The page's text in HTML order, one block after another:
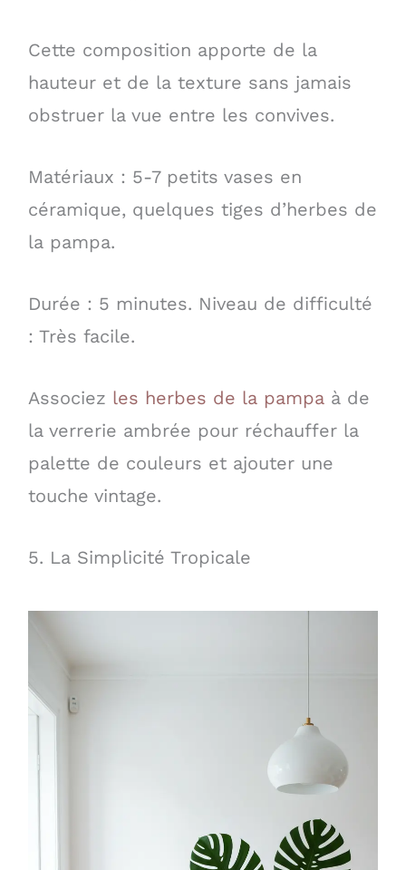
Cette composition apporte de la
hauteur et de la texture sans jamais
obstruer la vue entre les convives.
Matériaux : 5-7 petits vases en
céramique, quelques tiges d’herbes de
la pampa.
Durée : 5 minutes. Niveau de difficulté
: Très facile.
Associez les herbes de la pampaà de
la verrerie ambrée pour réchauffer la
palette de couleurs et ajouter une
touche vintage.
5. La Simplicité Tropicale